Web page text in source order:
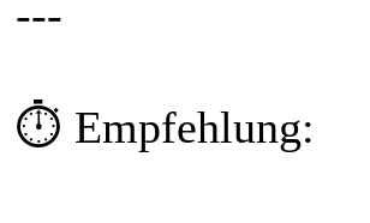
---
⏱ Empfehlung: